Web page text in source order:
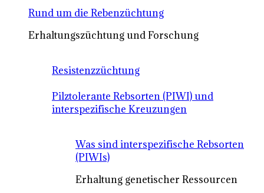
Rund um die Rebenzüchtung
Erhaltungszüchtung und Forschung
Resistenzzüchtung
Pilztolerante Rebsorten (PIWI) und
interspezifische Kreuzungen
Was sind interspezifische Rebsorten
(PIWIs)
Erhaltung genetischer Ressourcen